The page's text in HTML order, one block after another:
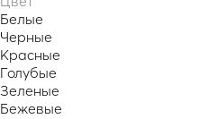
Белые
Черные
Красные
Голубые
Зеленые
Бежевые